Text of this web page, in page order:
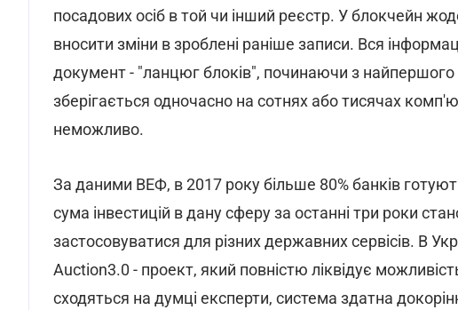
посадових осіб в той чи інший реєстр. У блокчейн
вносити зміни в зроблені раніше записи. Вся
документ - "ланцюг блоків", починаючи з
зберігається одночасно на сотнях або тисячах
неможливо.
За даними ВЕФ, в 2017 року більше 80% банків
сума інвестицій в дану сферу за останні три роки
застосовуватися для різних державних сервісів. В
Auction3.0 - проект, який повністю ліквідує
сходяться на думці експерти, система здатна